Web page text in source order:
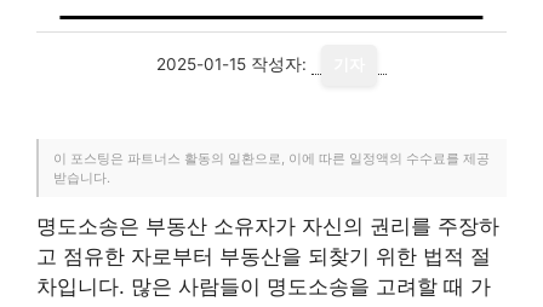
2025-01-15 작성자:
이 포스팅은 파트너스 활동의 일환으로, 이에 따른 일정액의 수수료를 제공
받습니다.
명도소송은 부동산 소유자가 자신의 권리를 주장하
고 점유한 자로부터 부동산을 되찾기 위한 법적 절
차입니다. 많은 사람들이 명도소송을 고려할 때 가